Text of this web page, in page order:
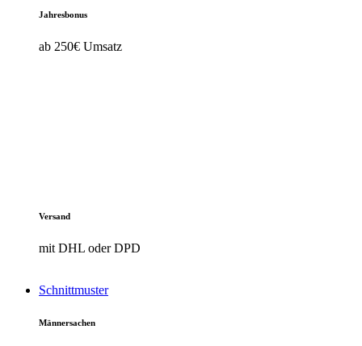
Jahresbonus
ab 250€ Umsatz
Versand
mit DHL oder DPD
Schnittmuster
Männersachen